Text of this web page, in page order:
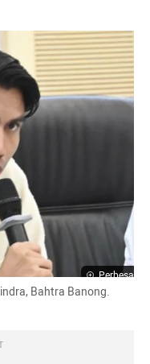
Perbesar
Bahtra Banong.